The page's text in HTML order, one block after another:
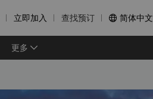
立即加入 查找预订  简体中文
更多